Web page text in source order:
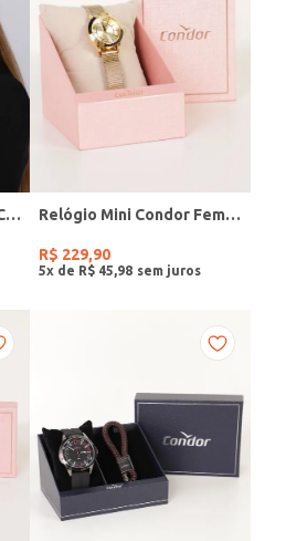
Kit Relógio + Acessório Condor Feminino PRATA Relógio Mini Condor Feminino DOURADO
R$ 229,90
5x de R$ 45 98